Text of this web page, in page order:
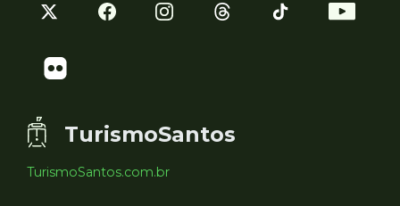
TurismoSantos
TurismoSantos.com.br